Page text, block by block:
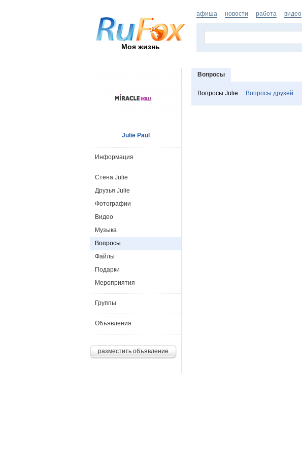
Моя жизнь
афиша новости работа видео
Вопросы
Вопросы Julie Вопросы друзей
Julie Paul
Информация
Стена Julie
Друзья Julie
Фотографии
Видео
Музыка
Вопросы
Файлы
Подарки
Мероприятия
Группы
Объявления
разместить объявление